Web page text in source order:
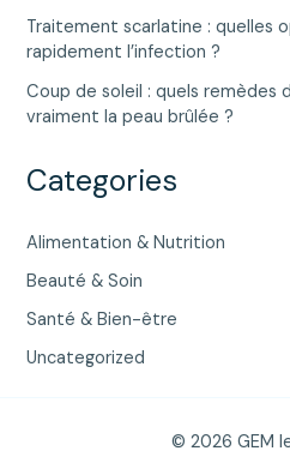
Traitement scarlatine : quelles
rapidement l’infection ?
Coup de soleil : quels remèdes
vraiment la peau brûlée ?
Categories
Alimentation & Nutrition
Beauté & Soin
Santé & Bien-être
Uncategorized
© 2026 GEM